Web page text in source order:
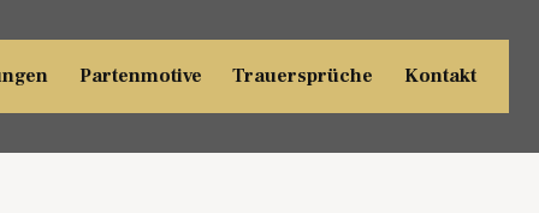
Partenmotive Trauersprüche Kontakt